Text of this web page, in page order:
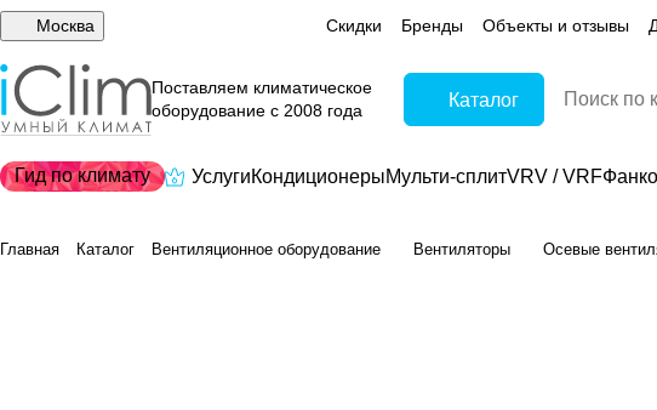
Москва Скидки Бренды Объекты и отзывы
Поставляем климатическое
оборудование с 2008 года
Каталог
Гид по климату УслугиКондиционерыМульти-сплитVRV / VRF
Главная Каталог Вентиляционное оборудование Вентиляторы Осевые